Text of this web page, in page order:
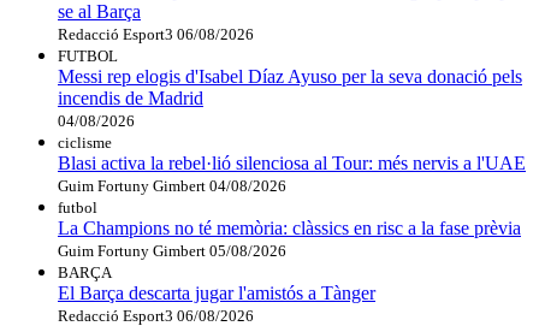
se al Barça
Redacció Esport3 06/08/2026
FUTBOL
Messi rep elogis d'Isabel Díaz Ayuso per la seva donació pels
incendis de Madrid
04/08/2026
ciclisme
Blasi activa la rebel·lió silenciosa al Tour: més nervis a l'UAE
Guim Fortuny Gimbert 04/08/2026
futbol
La Champions no té memòria: clàssics en risc a la fase prèvia
Guim Fortuny Gimbert 05/08/2026
BARÇA
El Barça descarta jugar l'amistós a Tànger
Redacció Esport3 06/08/2026